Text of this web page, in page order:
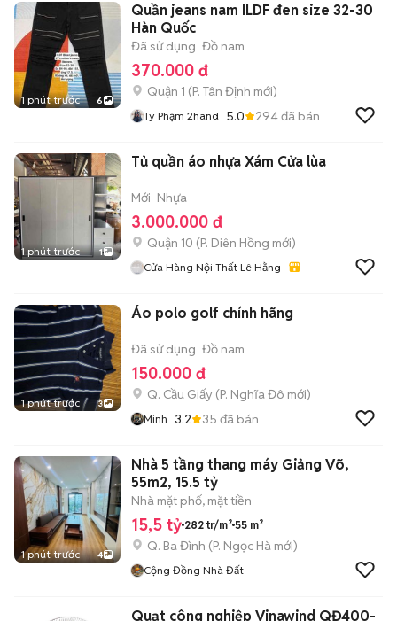
1 phút trước 6
Quần jeans nam ILDF đen size 32-30
Hàn Quốc
Đã sử dụng Đồ nam
370.000 đ
Quận 1 (P. Tân Định mới)
Ty Phạm 2hand 5.0 294đã bán
1 phút trước 1
Tủ quần áo nhựa Xám Cửa lùa
Mới Nhựa
3.000.000 đ
Quận 10 (P. Diên Hồng mới)
Cửa Hàng Nội Thất Lê Hằng
1 phút trước 3
Áo polo golf chính hãng
Đã sử dụng Đồ nam
150.000 đ
Q. Cầu Giấy (P. Nghĩa Đô mới)
Minh 3.2 35 đã bán
1 phút trước 4
Nhà 5 tầng thang máy Giảng Võ,
55m2, 15.5 tỷ
Nhà mặt phố, mặt tiền
15,5 tỷ 282 tr/m² 55 m²
Q. Ba Đình (P. Ngọc Hà mới)
Cộng Đồng Nhà Đất
Quạt công nghiệp Vinawind QĐ400-